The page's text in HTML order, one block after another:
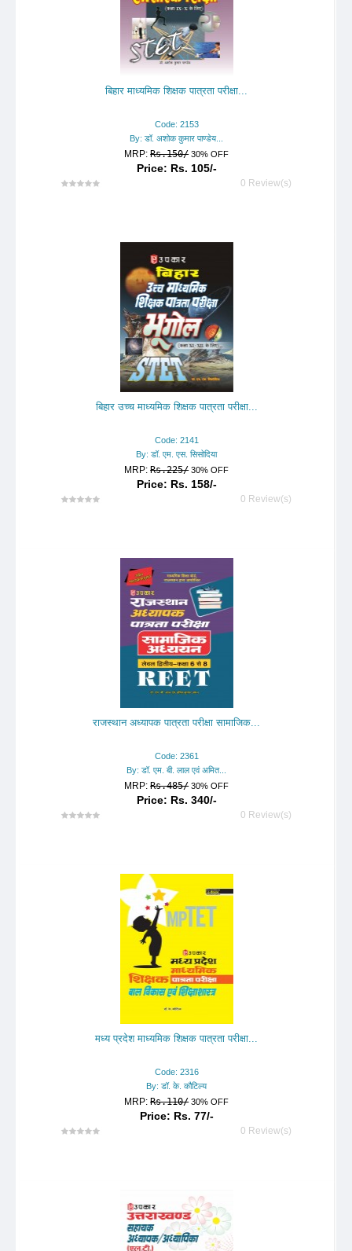
बिहार माध्यमिक शिक्षक पात्रता परीक्षा...
Code: 2153
By: डॉ. अशोक कुमार पाण्डेय...
MRP:Rs.150/ 30% OFF
Price: Rs. 105/-
0 Review(s)
बिहार उच्च माध्यमिक शिक्षक पात्रता परीक्षा...
Code: 2141
By: डॉ. एम. एस. सिसोदिया
MRP:Rs.225/ 30% OFF
Price: Rs. 158/-
0 Review(s)
राजस्थान अध्यापक पात्रता परीक्षा सामाजिक...
Code: 2361
By: डॉ. एम. बी. लाल एवं अमित...
MRP:Rs.485/ 30% OFF
Price: Rs. 340/-
0 Review(s)
मध्य प्रदेश माध्यमिक शिक्षक पात्रता परीक्षा...
Code: 2316
By: डॉ. के. कौटिल्य
MRP:Rs.110/ 30% OFF
Price: Rs. 77/-
0 Review(s)